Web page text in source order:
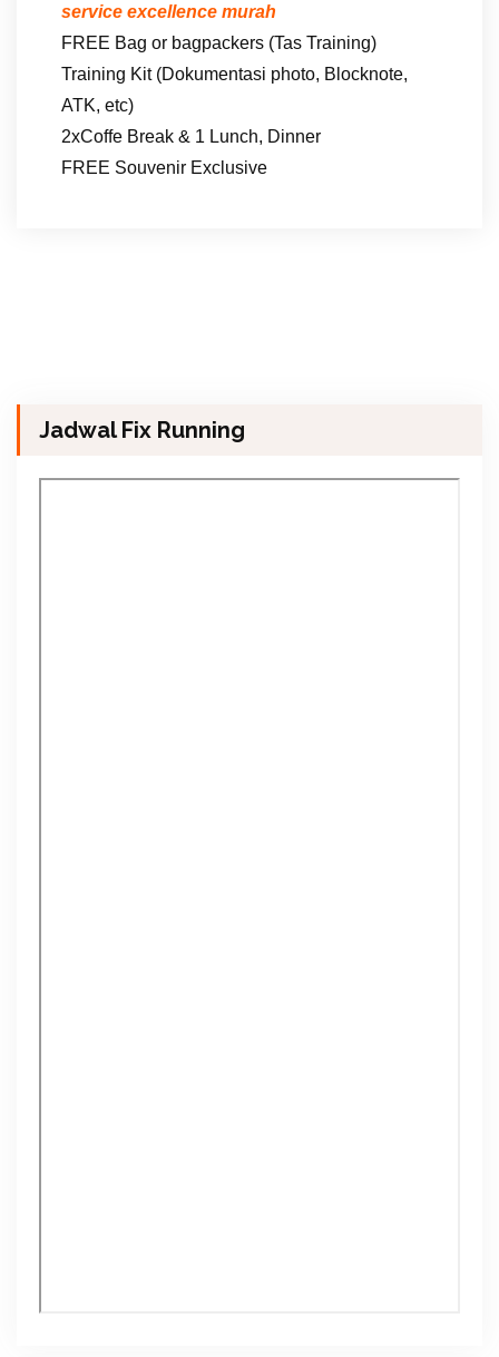
service excellence murah
FREE Bag or bagpackers (Tas Training)
Training Kit (Dokumentasi photo, Blocknote,
ATK, etc)
2xCoffe Break & 1 Lunch, Dinner
FREE Souvenir Exclusive
Jadwal Fix Running